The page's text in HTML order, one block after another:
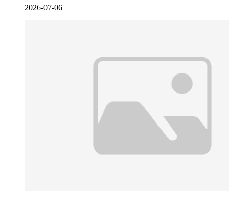
2026-07-06